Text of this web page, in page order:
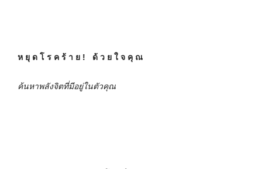
ห ยุ ด โ ร ค ร้ า ย ! ด้ ว ย ใ จ คุ ณ
ค้นหาพลังจิตที่มีอยู่ในตัวคุณ